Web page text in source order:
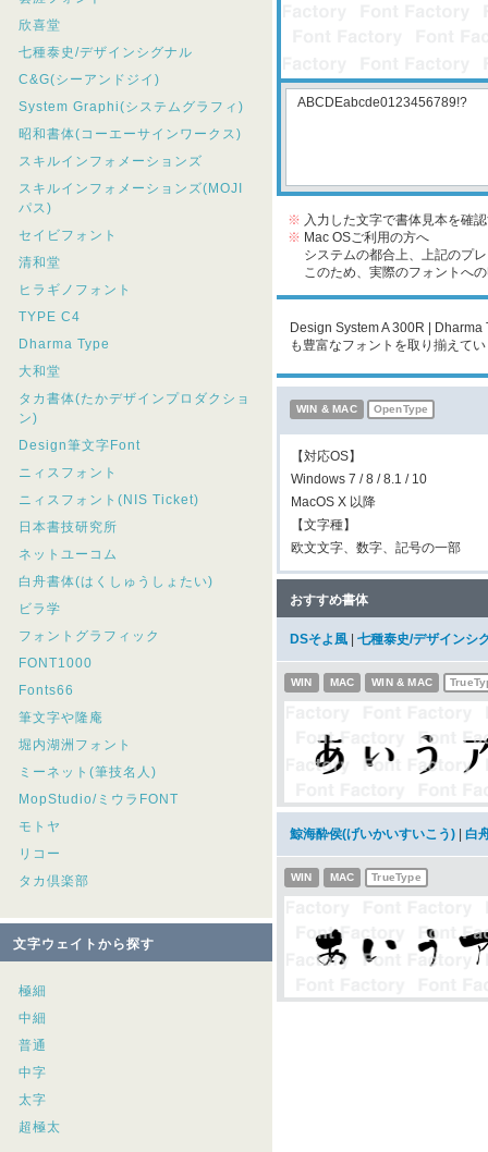
欣喜堂
七種泰史/デザインシグナル
C&G(シーアンドジイ)
System Graphi(システムグラフィ)
昭和書体(コーエーサインワークス)
スキルインフォメーションズ
スキルインフォメーションズ(MOJI
パス)
セイビフォント
清和堂
ヒラギノフォント
TYPE C4
Dharma Type
大和堂
タカ書体(たかデザインプロダクショ
ン)
Design筆文字Font
ニィスフォント
ニィスフォント(NIS Ticket)
日本書技研究所
ネットユーコム
白舟書体(はくしゅうしょたい)
ビラ学
フォントグラフィック
FONT1000
Fonts66
筆文字や隆庵
堀内湖洲フォント
ミーネット(筆技名人)
MopStudio/ミウラFONT
モトヤ
リコー
タカ倶楽部
文字ウェイトから探す
極細
中細
普通
中字
太字
超極太
※ 入力した文字で書体見本を確
※ Mac OSご利用の方へ
システムの都合上、上記のプ
このため、実際のフォントへの
Design System A 300R |
も豊富なフォントを取り揃えて
WIN & MAC OpenType
【対応OS】
Windows 7 / 8 / 8.1 / 10
MacOS X 以降
【文字種】
欧文文字、数字、記号の一部
おすすめ書体
DSそよ風 七種泰史/デザインシ
WIN MAC WIN & MAC
鯨海酔侯(げいかいすいこう) 白
WIN MAC TrueType